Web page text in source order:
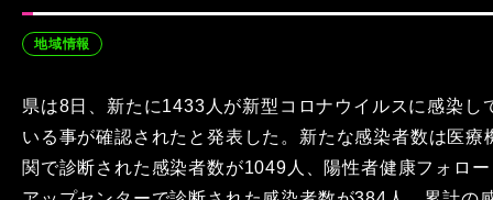
地域情報
県は8日、新たに1433人が新型コロナウイルスに感染し
いる事が確認されたと発表した。新たな感染者数は医療
関で診断された感染者数が1049人、陽性者健康フォロー